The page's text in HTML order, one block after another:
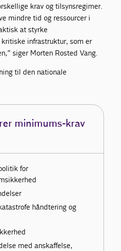
krav og tilsynsregimer.
mindre tid og ressourcer i
at styrke
infrastruktur, som er
siger Morten Rosted Vang.
til den nationale
minimums-krav
for
håndtering og
med anskaffelse,